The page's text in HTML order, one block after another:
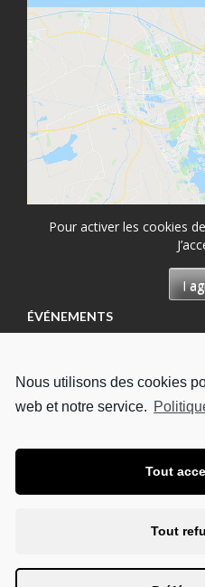
Nous utilisons des cookies
web et notre service.
Tout
Tout
Pour activer les cookies
I
ÉVÉNEMENTS
13/08/2026
Permanence à Tours,
Permanence à Tours, à
Permanence à Chambray-